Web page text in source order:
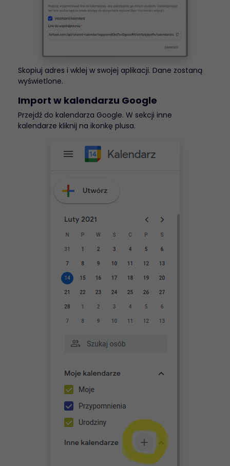
Skopiuj adres i wklej w swojej aplikacji. Dane zostaną
wyświetlone.
Import w kalendarzu Google
Przejdź do kalendarza Google. W sekcji inne
kalendarze kliknij na ikonkę plusa.